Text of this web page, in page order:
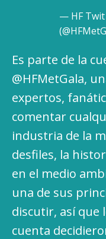
— HF Twit
Es parte de la
@HFMetGala,
expertos,
comentar
industria de la
desfiles, la
en el medio
una de sus
discutir, así que
cuenta